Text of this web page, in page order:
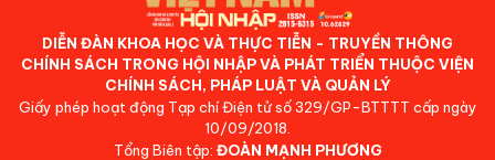
DIỄN ĐÀN KHOA HỌC VÀ THỰC TIỄN - TRUYỀN THÔNG
CHÍNH SÁCH TRONG HỘI NHẬP VÀ PHÁT TRIỂN THUỘC VIỆN
CHÍNH SÁCH, PHÁP LUẬT VÀ QUẢN LÝ
Giấy phép hoạt động Tạp chí Điện tử số 329/GP-BTTTT cấp ngày
10/09/2018.
Tổng Biên tập: ĐOÀN MẠNH PHƯƠNG